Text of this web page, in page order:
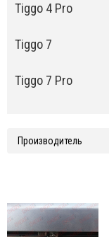
Tiggo 4 Pro
Tiggo 7
Tiggo 7 Pro